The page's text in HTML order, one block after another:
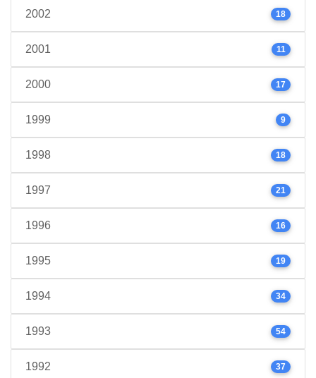
2002 18
2001 11
2000 17
1999 9
1998 18
1997 21
1996 16
1995 19
1994 34
1993 54
1992 37